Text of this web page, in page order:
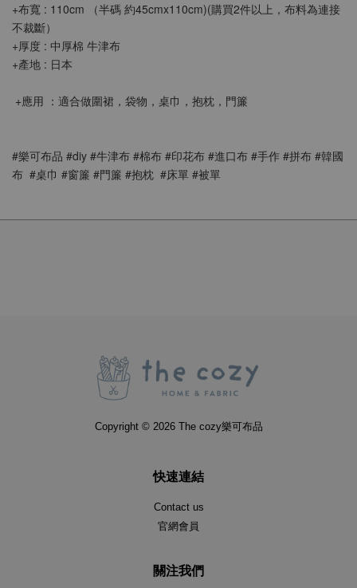
+布寬 : 110cm （半碼 約45cmx110cm)(購買2件以上，布料為連接
不裁斷）
+厚度 : 中厚棉 牛津布
+產地 : 日本
+應用 ：適合做圍裙， 袋物，桌巾，抱枕，門簾
#樂可布品 #diy #牛津布 #棉布 #印花布 #進口布 #手作 #拼布 #韓國
布  #桌巾 #窗簾 #門簾 #抱枕  #床單 #被單
Copyright © 2026 The cozy樂可布品
快速連結
Contact us
官網會員
關注我們